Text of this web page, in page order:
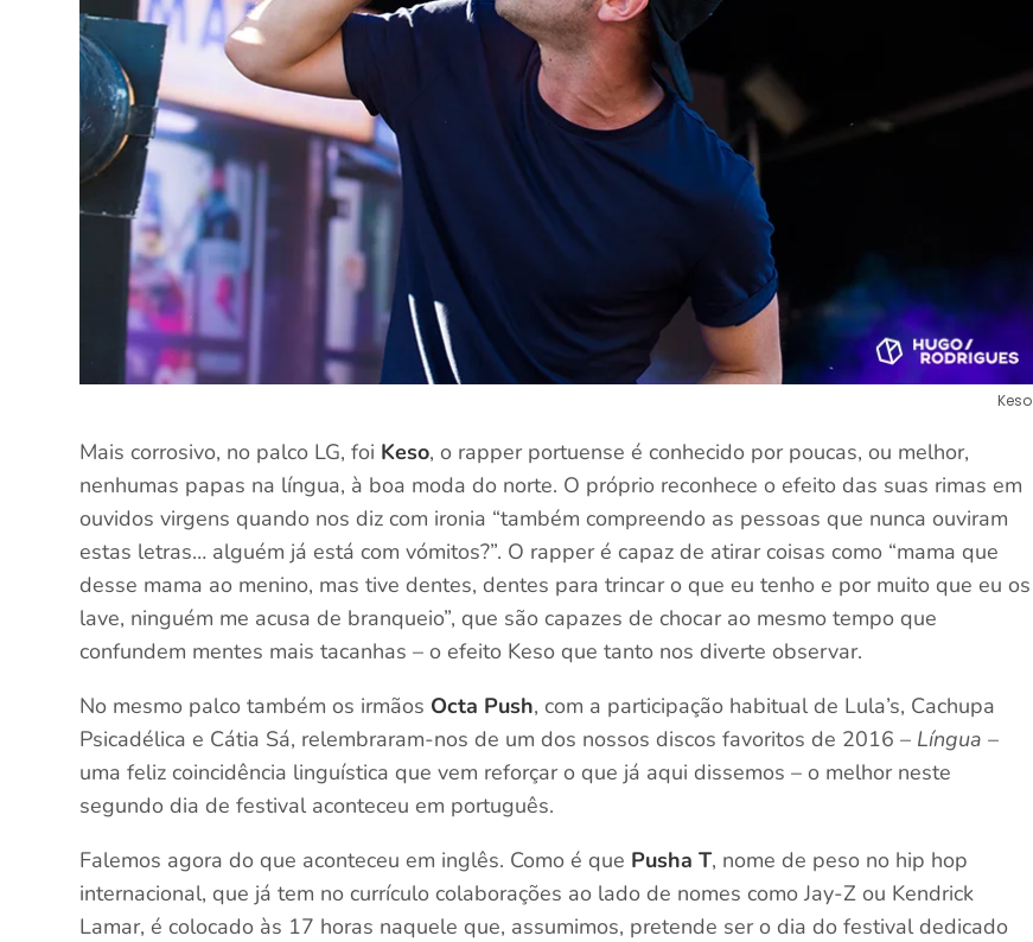
Keso
Mais corrosivo, no palco LG, foi Keso, o rapper portuense é conhecido por poucas, ou melhor,
nenhumas papas na língua, à boa moda do norte. O próprio reconhece o efeito das suas rimas em
ouvidos virgens quando nos diz com ironia “também compreendo as pessoas que nunca ouviram
estas letras… alguém já está com vómitos?”. O rapper é capaz de atirar coisas como “mama que
desse mama ao menino, mas tive dentes, dentes para trincar o que eu tenho e por muito que eu os
lave, ninguém me acusa de branqueio”, que são capazes de chocar ao mesmo tempo que
confundem mentes mais tacanhas – o efeito Keso que tanto nos diverte observar.
No mesmo palco também os irmãos Octa Push, com a participação habitual de Lula’s, Cachupa
Psicadélica e Cátia Sá, relembraram-nos de um dos nossos discos favoritos de 2016 – Língua –
uma feliz coincidência linguística que vem reforçar o que já aqui dissemos – o melhor neste
segundo dia de festival aconteceu em português.
Falemos agora do que aconteceu em inglês. Como é que Pusha T, nome de peso no hip hop
internacional, que já tem no currículo colaborações ao lado de nomes como Jay-Z ou Kendrick
Lamar, é colocado às 17 horas naquele que, assumimos, pretende ser o dia do festival dedicado